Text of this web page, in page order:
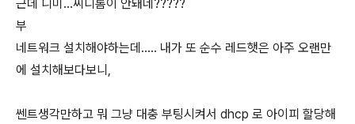
근데 니미...씨디롬이 안돼네?????
부
네트워크 설치해야하는데..... 내가 또 순수 레드햇은 아주 오랜만
에 설치해보다보니,
쎈트생각만하고 뭐 그냥 대충 부팅시켜서 dhcp 로 아이피 할당해